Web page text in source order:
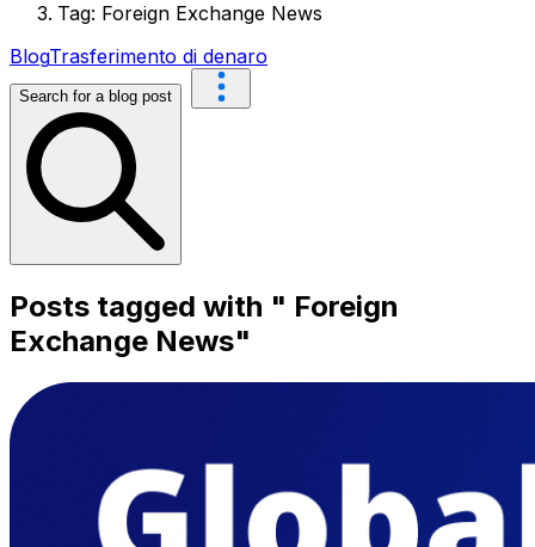
Tag: Foreign Exchange News
BlogTrasferimento di denaro
Search for a blog post
Posts tagged with " Foreign
Exchange News"